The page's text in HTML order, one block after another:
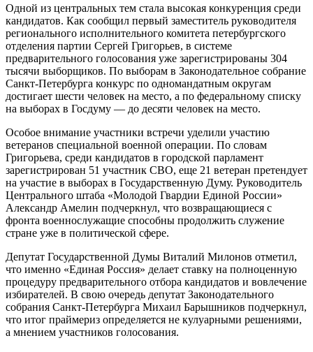
Одной из центральных тем стала высокая конкуренция среди
кандидатов. Как сообщил первый заместитель руководителя
регионального исполнительного комитета петербургского
отделения партии Сергей Григорьев, в системе
предварительного голосования уже зарегистрированы 304
тысячи выборщиков. По выборам в Законодательное собрание
Санкт-Петербурга конкурс по одномандатным округам
достигает шести человек на место, а по федеральному списку
на выборах в Госдуму — до десяти человек на место.
Особое внимание участники встречи уделили участию
ветеранов специальной военной операции. По словам
Григорьева, среди кандидатов в городской парламент
зарегистрирован 51 участник СВО, еще 21 ветеран претендует
на участие в выборах в Государственную Думу. Руководитель
Центрального штаба «Молодой Гвардии Единой России»
Александр Амелин подчеркнул, что возвращающиеся с
фронта военнослужащие способны продолжить служение
стране уже в политической сфере.
Депутат Государственной Думы Виталий Милонов отметил,
что именно «Единая Россия» делает ставку на полноценную
процедуру предварительного отбора кандидатов и вовлечение
избирателей. В свою очередь депутат Законодательного
собрания Санкт-Петербурга Михаил Барышников подчеркнул,
что итог праймериз определяется не кулуарными решениями,
а мнением участников голосования.